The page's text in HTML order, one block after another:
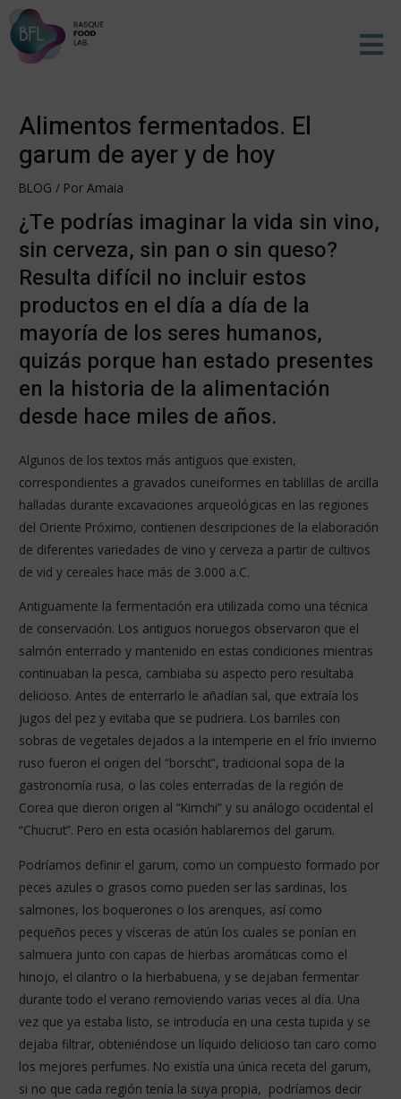
contenido
Alimentos fermentados. El
garum de ayer y de hoy
BLOG / PorAmaia
¿Te podrías imaginar la vida sin vino,
sin cerveza, sin pan o sin queso?
Resulta difícil no incluir estos
productos en el día a día de la
mayoría de los seres humanos,
quizás porque han estado presentes
en la historia de la alimentación
desde hace miles de años.
Algunos de los textos más antiguos que existen,
correspondientes a gravados cuneiformes en tablillas de arcilla
halladas durante excavaciones arqueológicas en las regiones
del Oriente Próximo, contienen descripciones de la elaboración
de diferentes variedades de vino y cerveza a partir de cultivos
de vid y cereales hace más de 3.000 a.C.
Antiguamente la fermentación era utilizada como una técnica
de conservación. Los antiguos noruegos observaron que el
salmón enterrado y mantenido en estas condiciones mientras
continuaban la pesca, cambiaba su aspecto pero resultaba
delicioso. Antes de enterrarlo le añadían sal, que extraía los
jugos del pez y evitaba que se pudriera. Los barriles con
sobras de vegetales dejados a la intemperie en el frío invierno
ruso fueron el origen del “borscht”, tradicional sopa de la
gastronomía rusa, o las coles enterradas de la región de
Corea que dieron origen al “Kimchi” y su análogo occidental el
“Chucrut”. Pero en esta ocasión hablaremos del garum.
Podríamos definir el garum, como un compuesto formado por
peces azules o grasos como pueden ser las sardinas, los
salmones, los boquerones o los arenques, así como
pequeños peces y vísceras de atún los cuales se ponían en
salmuera junto con capas de hierbas aromáticas como el
hinojo, el cilantro o la hierbabuena, y se dejaban fermentar
durante todo el verano removiendo varias veces al día. Una
vez que ya estaba listo, se introducía en una cesta tupida y se
dejaba filtrar, obteniéndose un líquido delicioso tan caro como
los mejores perfumes. No existía una única receta del garum,
si no que cada región tenía la suya propia, podríamos decir